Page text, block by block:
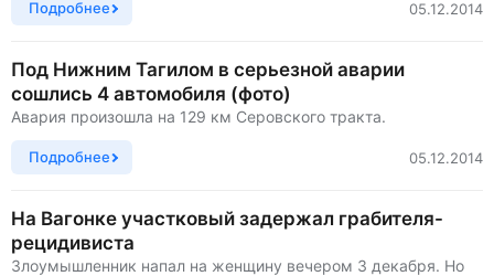
Подробнее 05.12.2014
Под Нижним Тагилом в серьезной аварии
сошлись 4 автомобиля (фото)
Авария произошла на 129 км Серовского тракта.
Подробнее 05.12.2014
На Вагонке участковый задержал грабителя-
рецидивиста
Злоумышленник напал на женщину вечером 3 декабря. Но